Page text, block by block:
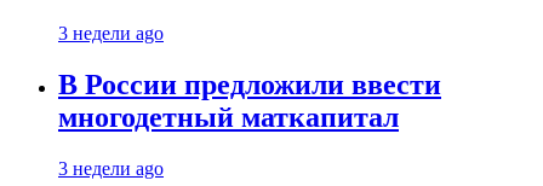
3 недели ago
В России предложили ввести
многодетный маткапитал
3 недели ago